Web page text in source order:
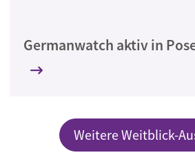
Germanwatch aktiv in
Weitere Weitblick-